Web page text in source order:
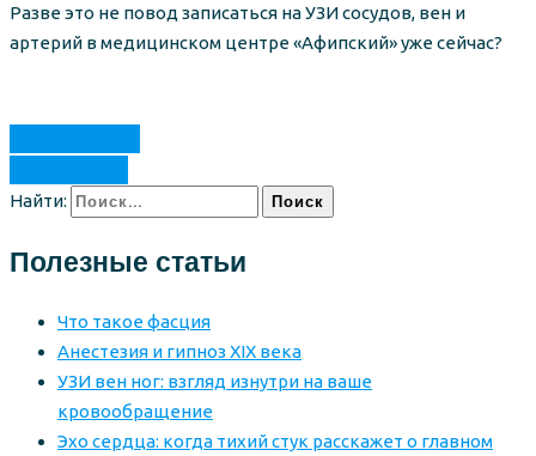
Разве это не повод записаться на УЗИ сосудов, вен и
артерий в медицинском центре «Афипский» уже сейчас?
Найти:
Полезные статьи
Что такое фасция
Анестезия и гипноз XIX века
УЗИ вен ног: взгляд изнутри на ваше
кровообращение
Эхо сердца: когда тихий стук расскажет о главном